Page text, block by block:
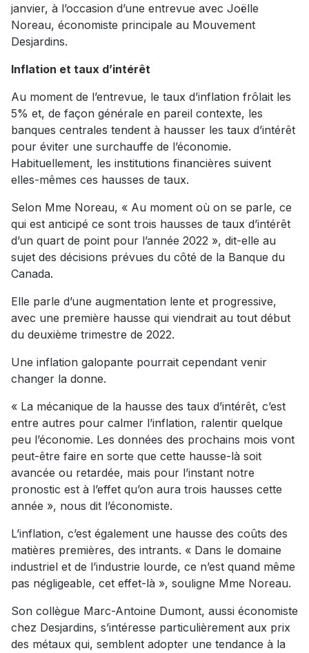
janvier, à l’occasion d’une entrevue avec Joëlle
Noreau, économiste principale au Mouvement
Desjardins.
Inflation et taux d’intérêt
Au moment de l’entrevue, le taux d’inflation frôlait les
5% et, de façon générale en pareil contexte, les
banques centrales tendent à hausser les taux d’intérêt
pour éviter une surchauffe de l’économie.
Habituellement, les institutions financières suivent
elles-mêmes ces hausses de taux.
Selon Mme Noreau, « Au moment où on se parle, ce
qui est anticipé ce sont trois hausses de taux d’intérêt
d’un quart de point pour l’année 2022 », dit-elle au
sujet des décisions prévues du côté de la Banque du
Canada.
Elle parle d’une augmentation lente et progressive,
avec une première hausse qui viendrait au tout début
du deuxième trimestre de 2022.
Une inflation galopante pourrait cependant venir
changer la donne.
« La mécanique de la hausse des taux d’intérêt, c’est
entre autres pour calmer l’inflation, ralentir quelque
peu l’économie. Les données des prochains mois vont
peut-être faire en sorte que cette hausse-là soit
avancée ou retardée, mais pour l’instant notre
pronostic est à l’effet qu’on aura trois hausses cette
année », nous dit l’économiste.
L’inflation, c’est également une hausse des coûts des
matières premières, des intrants. « Dans le domaine
industriel et de l’industrie lourde, ce n’est quand même
pas négligeable, cet effet-là », souligne Mme Noreau.
Son collègue Marc-Antoine Dumont, aussi économiste
chez Desjardins, s’intéresse particulièrement aux prix
des métaux qui, semblent adopter une tendance à la